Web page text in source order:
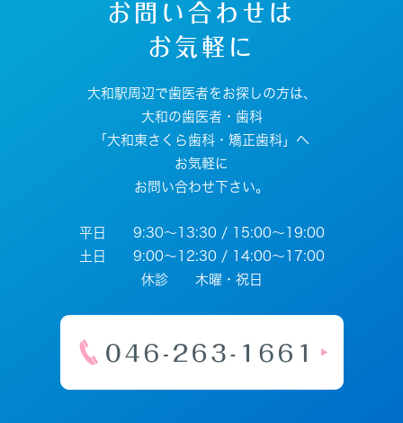
お問い合わせは
お気軽に
大和駅周辺で歯医者をお探しの方は、
大和の歯医者・歯科
「大和東さくら歯科・矯正歯科」へ
お気軽に
お問い合わせ下さい。
平日 9:30～13:30 / 15:00～19:00
土日 9:00～12:30 / 14:00～17:00
休診 木曜・祝日